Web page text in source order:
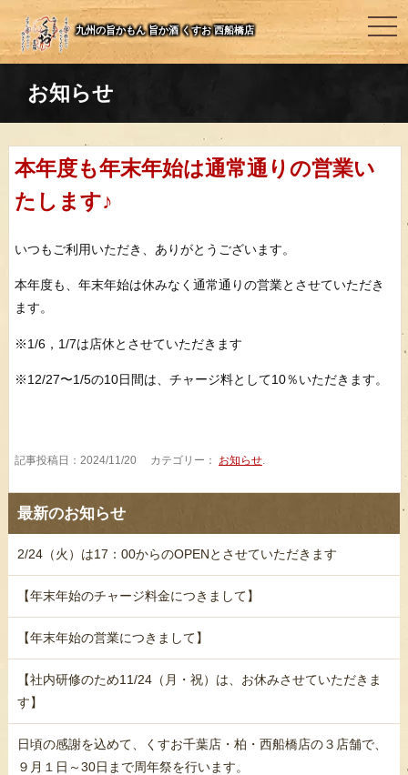
九州の旨かもん 旨か酒 くすお 西船橋店
お知らせ
本年度も年末年始は通常通りの営業い
たします♪
いつもご利用いただき、ありがとうございます。
本年度も、年末年始は休みなく通常通りの営業とさせていただき
ます。
※1/6，1/7は店休とさせていただきます
※12/27〜1/5の10日間は、チャージ料として10％いただきます。
記事投稿日：2024/11/20 カテゴリー： お知らせ.
最新のお知らせ
2/24（火）は17：00からのOPENとさせていただきます
【年末年始のチャージ料金につきまして】
【年末年始の営業につきまして】
【社内研修のため11/24（月・祝）は、お休みさせていただきま
す】
日頃の感謝を込めて、くすお千葉店・柏・西船橋店の３店舗で、
９月１日～30日まで周年祭を行います。